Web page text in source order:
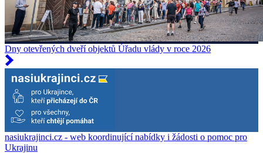
Dny otevřených dveří objektů Úřadu vlády v roce 2026
nasiukrajinci.cz - web koordinující nabídky i žádosti o pomoc pro
Ukrajinu